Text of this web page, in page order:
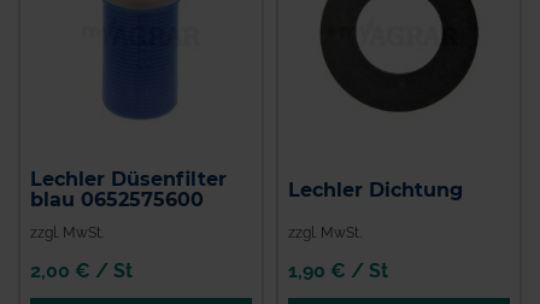
Lechler Düsenfilter
blau 0652575600
zzgl. MwSt.
2,00 € / St
Lechler Dichtung
zzgl. MwSt.
1,90 € / St